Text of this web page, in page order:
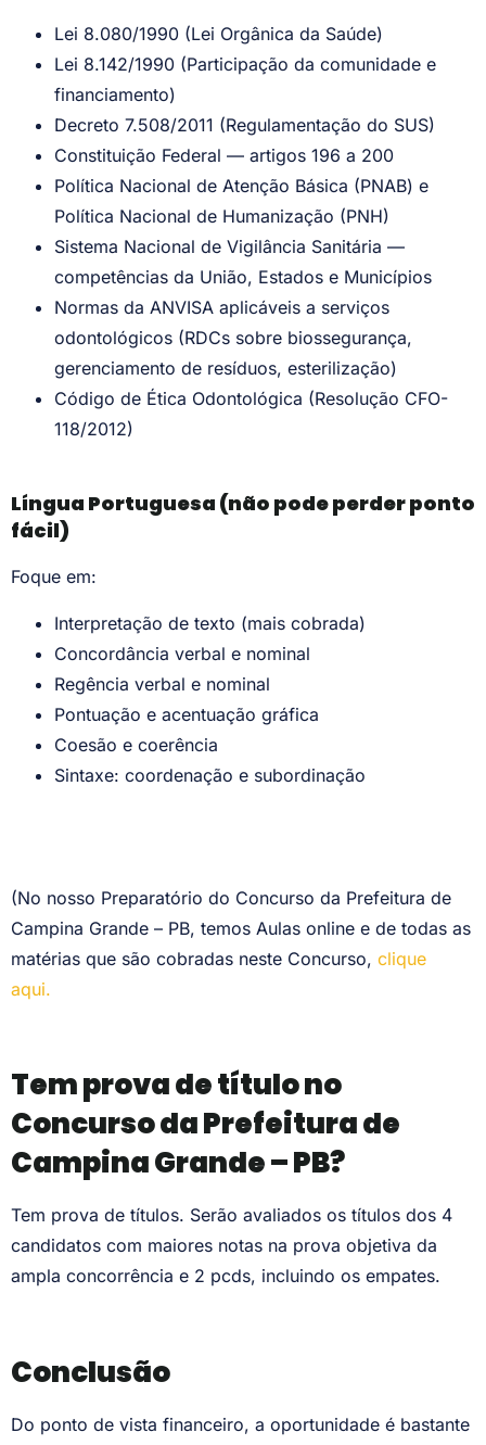
Lei 8.080/1990 (Lei Orgânica da Saúde)
Lei 8.142/1990 (Participação da comunidade e
financiamento)
Decreto 7.508/2011 (Regulamentação do SUS)
Constituição Federal — artigos 196 a 200
Política Nacional de Atenção Básica (PNAB) e
Política Nacional de Humanização (PNH)
Sistema Nacional de Vigilância Sanitária —
competências da União, Estados e Municípios
Normas da ANVISA aplicáveis a serviços
odontológicos (RDCs sobre biossegurança,
gerenciamento de resíduos, esterilização)
Código de Ética Odontológica (Resolução CFO-
118/2012)
Língua Portuguesa (não pode perder ponto
fácil)
Foque em:
Interpretação de texto (mais cobrada)
Concordância verbal e nominal
Regência verbal e nominal
Pontuação e acentuação gráfica
Coesão e coerência
Sintaxe: coordenação e subordinação
(No nosso Preparatório do Concurso da Prefeitura de
Campina Grande – PB, temos Aulas online e de todas as
matérias que são cobradas neste Concurso, clique
aqui.
Tem prova de título no
Concurso da Prefeitura de
Campina Grande – PB?
Tem prova de títulos. Serão avaliados os títulos dos 4
candidatos com maiores notas na prova objetiva da
ampla concorrência e 2 pcds, incluindo os empates.
Conclusão
Do ponto de vista financeiro, a oportunidade é bastante